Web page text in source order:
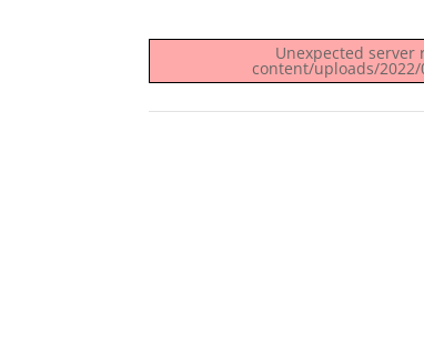
Unexpected server
content/uploads/2022/